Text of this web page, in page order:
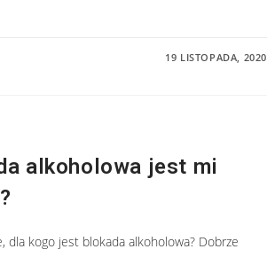
19 LISTOPADA, 2020
alkoholowa jest mi
dla kogo jest blokada alkoholowa? Dobrze